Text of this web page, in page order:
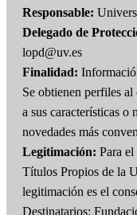
Responsable:
Delegado de
lopd@uv.es
Finalidad:
Se obtienen perfiles
a sus características o
novedades más
Legitimación: Para
Títulos Propios de la
legitimación es el
Destinatarios: